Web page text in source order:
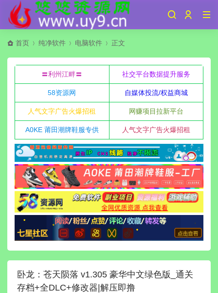
首页 纯净软件 电脑软件 正文
〓利州江畔〓 社交平台数据提升服务
58资源网 自媒体投流/权益商城
人气文字广告火爆招租 网赚项目拉新平台
A0KE 莆田潮牌鞋服专供 人气文字广告火爆招租
卧龙：苍天陨落 v1.305 豪华中文绿色版_通关
存档+全DLC+修改器|解压即撸